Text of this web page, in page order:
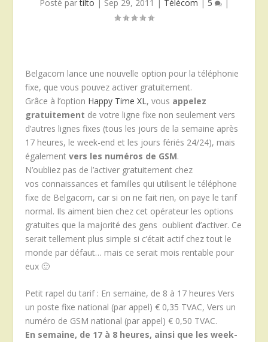
Posté partilto | Sep 29, 2011 | Télécom | 5 |
Belgacom lance une nouvelle option pour la téléphonie
fixe, que vous pouvez activer gratuitement.
Grâce à l’option Happy Time XL, vous appelez
gratuitement de votre ligne fixe non seulement vers
d’autres lignes fixes (tous les jours de la semaine après
17 heures, le week-end et les jours fériés 24/24), mais
égalementvers les numéros de GSM.
N’oubliez pas de l’activer gratuitement chez
vos connaissances et familles qui utilisent le téléphone
fixe de Belgacom, car si on ne fait rien, on paye le tarif
normal. Ils aiment bien chez cet opérateur les options
gratuites que la majorité des gens oublient d’activer. Ce
serait tellement plus simple si c’était actif chez tout le
monde par défaut… mais ce serait mois rentable pour
eux 🙂
Petit rapel du tarif : En semaine, de 8 à 17 heures Vers
un poste fixe national (par appel) € 0,35 TVAC, Vers un
numéro de GSM national (par appel) € 0,50 TVAC.
En semaine, de 17 à 8 heures, ainsi que les week-